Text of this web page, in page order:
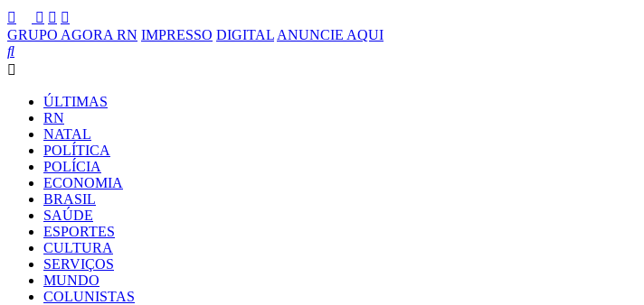
GRUPO AGORA RN IMPRESSO DIGITAL ANUNCIE AQUI
ÚLTIMAS
RN
NATAL
POLÍTICA
POLÍCIA
ECONOMIA
BRASIL
SAÚDE
ESPORTES
CULTURA
SERVIÇOS
MUNDO
COLUNISTAS